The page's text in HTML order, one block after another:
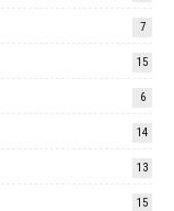
7
15
6
14
13
15